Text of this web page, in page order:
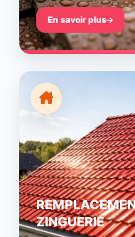
En savoir plus
ZINGUERIE